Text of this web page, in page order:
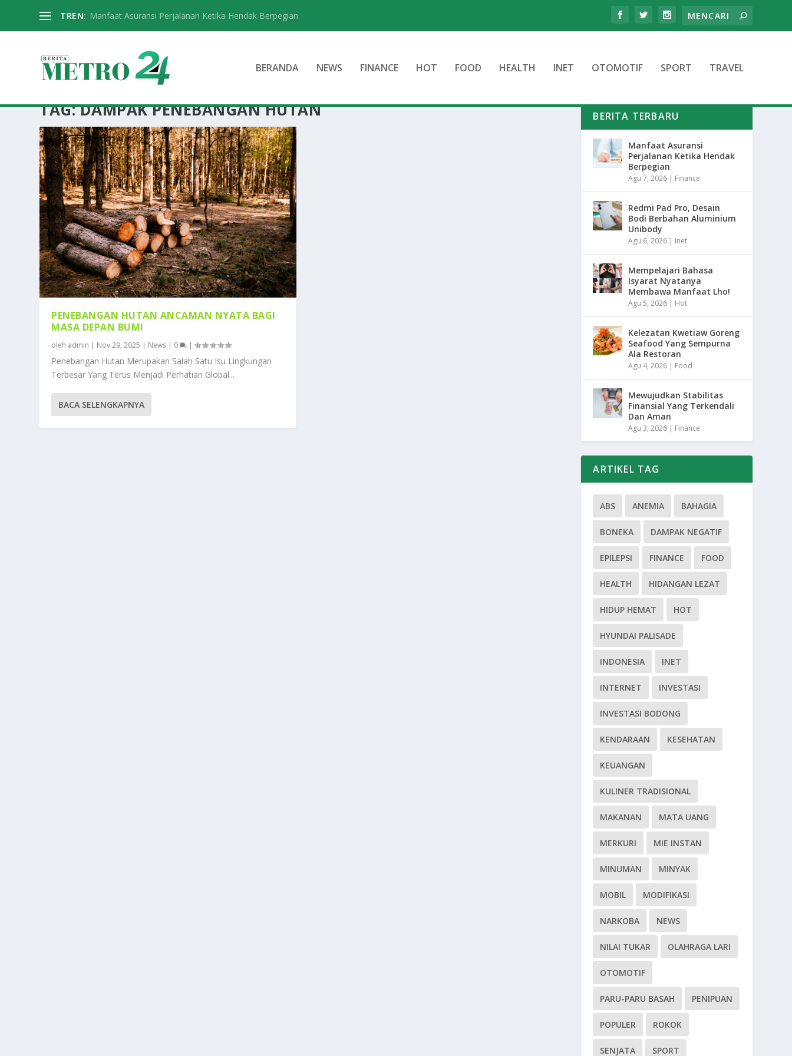
TREN: Manfaat Asuransi Perjalanan Ketika Hendak Berpegian
BERANDA NEWS FINANCE HOT FOOD HEALTH INET OTOMOTIF SPORT TRAVEL
TAG:DAMPAK PENEBANGAN HUTAN
PENEBANGAN HUTAN ANCAMAN NYATA BAGI
MASA DEPAN BUMI
oleh admin | Nov 29, 2025 | News | 0 |
Penebangan Hutan Merupakan Salah Satu Isu Lingkungan
Terbesar Yang Terus Menjadi Perhatian Global...
BACA SELENGKAPNYA
BERITA TERBARU
Manfaat Asuransi
Perjalanan Ketika Hendak
Berpegian
Agu 7, 2026 | Finance
Redmi Pad Pro, Desain
Bodi Berbahan Aluminium
Unibody
Agu 6, 2026 | Inet
Mempelajari Bahasa
Isyarat Nyatanya
Membawa Manfaat Lho!
Agu 5, 2026 | Hot
Kelezatan Kwetiaw Goreng
Seafood Yang Sempurna
Ala Restoran
Agu 4, 2026 | Food
Mewujudkan Stabilitas
Finansial Yang Terkendali
Dan Aman
Agu 3, 2026 | Finance
ARTIKEL TAG
ABS ANEMIA BAHAGIA
BONEKA DAMPAK NEGATIF
EPILEPSI FINANCE FOOD
HEALTH HIDANGAN LEZAT
HIDUP HEMAT HOT
HYUNDAI PALISADE
INDONESIA INET
INTERNET INVESTASI
INVESTASI BODONG
KENDARAAN KESEHATAN
KEUANGAN
KULINER TRADISIONAL
MAKANAN MATA UANG
MERKURI MIE INSTAN
MINUMAN MINYAK
MOBIL MODIFIKASI
NARKOBA NEWS
NILAI TUKAR OLAHRAGA LARI
OTOMOTIF
PARU-PARU BASAH PENIPUAN
POPULER ROKOK
SENJATA SPORT